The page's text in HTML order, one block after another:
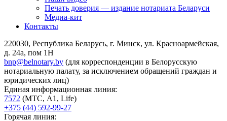
Печать доверия — издание нотариата Беларуси
Медиа-кит
Контакты
220030, Республика Беларусь, г. Минск, ул. Красноармейская,
д. 24а, пом 1Н
bnp@belnotary.by (для корреспонденции в Белорусскую
нотариальную палату, за исключением обращений граждан и
юридических лиц)
Единая информационная линия:
7572 (МТС, A1, Life)
+375 (44) 592-99-27
Горячая линия: